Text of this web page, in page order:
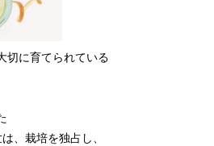
切に育てられている
、栽培を独占し、